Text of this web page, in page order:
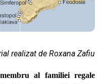
realizat de Roxana Zafiu
al familiei regale